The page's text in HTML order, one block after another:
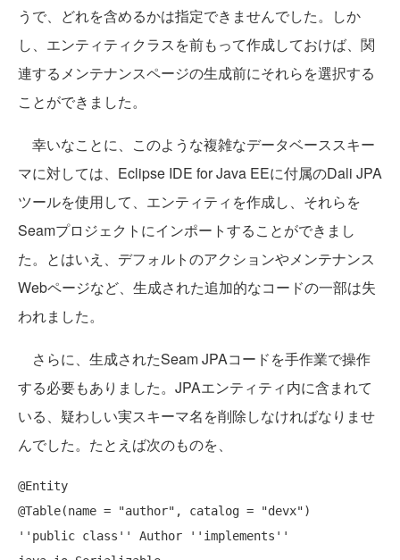
うで、どれを含めるかは指定できませんでした。しか
し、エンティティクラスを前もって作成しておけば、関
連するメンテナンスページの生成前にそれらを選択する
ことができました。
幸いなことに、このような複雑なデータベーススキー
マに対しては、Eclipse IDE for Java EEに付属のDali JPA
ツールを使用して、エンティティを作成し、それらを
Seamプロジェクトにインポートすることができまし
た。とはいえ、デフォルトのアクションやメンテナンス
Webページなど、生成された追加的なコードの一部は失
われました。
さらに、生成されたSeam JPAコードを手作業で操作
する必要もありました。JPAエンティティ内に含まれて
いる、疑わしい実スキーマ名を削除しなければなりませ
んでした。たとえば次のものを、
@Entity
@Table(name =
"author" , catalog = "devx"
'' public class '' Author '' implements ''